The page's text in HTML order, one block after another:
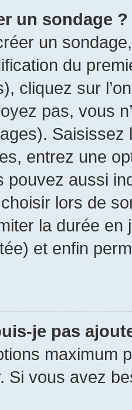
un sondage ?
un
du
cliquez sur
pas, vous
entrez une
pouvez aussi
lors de
la durée
et enfin
je pas
maximum
Si vous avez